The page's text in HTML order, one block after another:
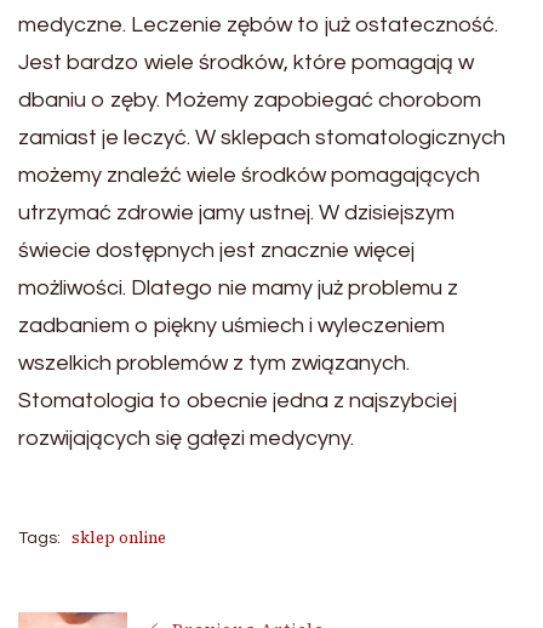
medyczne. Leczenie zębów to już ostateczność.
Jest bardzo wiele środków, które pomagają w
dbaniu o zęby. Możemy zapobiegać chorobom
zamiast je leczyć. W sklepach stomatologicznych
możemy znaleźć wiele środków pomagających
utrzymać zdrowie jamy ustnej. W dzisiejszym
świecie dostępnych jest znacznie więcej
możliwości. Dlatego nie mamy już problemu z
zadbaniem o piękny uśmiech i wyleczeniem
wszelkich problemów z tym związanych.
Stomatologia to obecnie jedna z najszybciej
rozwijających się gałęzi medycyny.
Tags: sklep online